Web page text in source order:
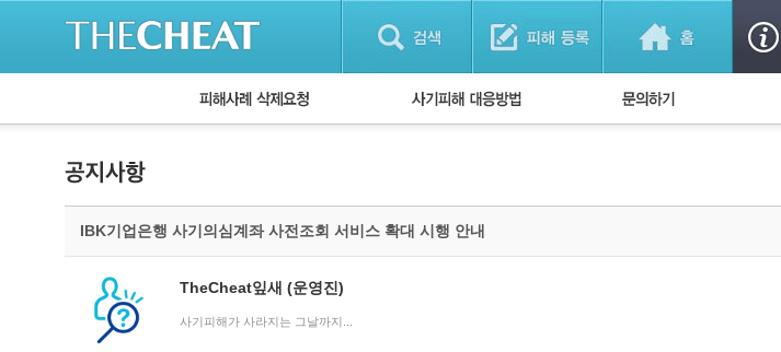
피해사례 삭제요청 단계별 대응방법 1:1 문의하기
IBK기업은행 사기의심계좌 사전조회 서비스 확대 시행 안내
TheCheat잎새 (운영진)
사기피해가 사라지는 그날까지...